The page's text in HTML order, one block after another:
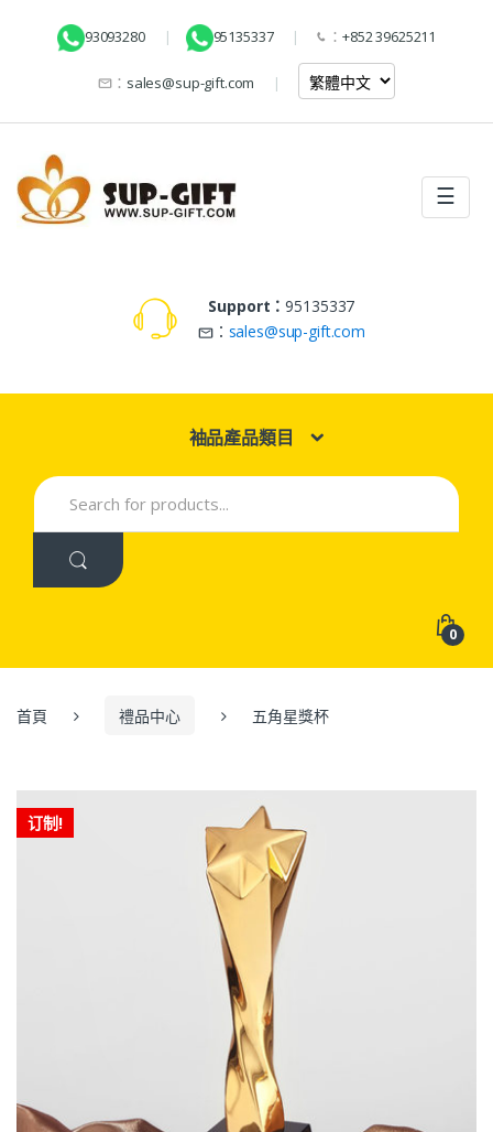
93093280 95135337 ： +852 39625211
： sales@sup-gift.com
☰
Support：95135337
： sales@sup-gift.com
袖品產品類目
Search
for:
0
首頁 禮品中心 五角星獎杯
订制!